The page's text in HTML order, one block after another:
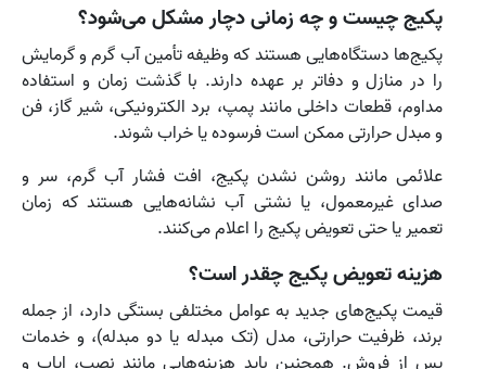
پکیج چیست و چه زمانی دچار مشکل می‌شود؟
پکیج‌ها دستگاه‌هایی هستند که وظیفه تأمین آب گرم و گرمایش
را در منازل و دفاتر بر عهده دارند. با گذشت زمان و استفاده
مداوم، قطعات داخلی مانند پمپ، برد الکترونیکی، شیر گاز، فن
و مبدل حرارتی ممکن است فرسوده یا خراب شوند.
علائمی مانند روشن نشدن پکیج، افت فشار آب گرم، سر و
صدای غیرمعمول، یا نشتی آب نشانه‌هایی هستند که زمان
تعمیر یا حتی تعویض پکیج را اعلام می‌کنند.
هزینه تعویض پکیج چقدر است؟
قیمت پکیج‌های جدید به عوامل مختلفی بستگی دارد، از جمله
برند، ظرفیت حرارتی، مدل (تک مبدله یا دو مبدله)، و خدمات
پس از فروش. همچنین باید هزینه‌هایی مانند نصب، ایاب و